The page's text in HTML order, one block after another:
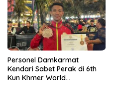
Personel Damkarmat
Kendari Sabet Perak di 6th
Kun Khmer World